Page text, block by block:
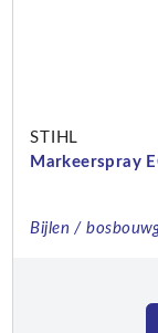
STIHL
Markeerspray
Bijlen /